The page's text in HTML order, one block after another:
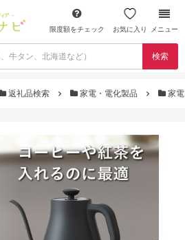
限度額をチェック お気に入り メニュー
検索
返礼品検索 家電・電化製品 家電